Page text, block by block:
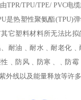
TPR/TPU/TPE/ PVC电
是热塑性聚氨酯(TPU)
它塑料材料所无法比
耐油﹑耐水﹑耐老化
﹑防风﹑防寒﹑﹑防
外线以及能量释放等许多